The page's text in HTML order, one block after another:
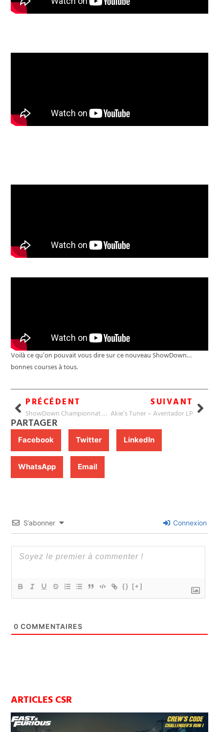
N°2 - Saleen S7 Twin Turbo
N°3 - Lamborghini LB
N°4 - Porsche 911 R (EC50)
Voilà ce qu’on pouvait vous dire sur ce nouveau ShowDown…
bonnes courses à tous.
PRÉCÉDENT
ShowDown Championnat 208
SUIVANT
Akie’s Tuner – Aventador LP
PARTAGER
Facebook Twitter LinkedIn
WhatsApp Email
S’abonner Connexion
{} [+]
0 COMMENTAIRES
ARTICLES CSR